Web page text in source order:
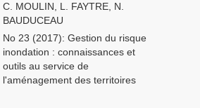
C. MOULIN, L. FAYTRE, N.
BAUDUCEAU
No 23 (2017): Gestion du risque
inondation : connaissances et
outils au service de
l'aménagement des territoires